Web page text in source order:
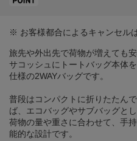
※ お客様都合によるキャンセル
旅先や外出先で荷物が増えても安
サコッシュにトートバッグ本体
仕様の2WAYバッグです。
普段はコンパクトに折りたたん
ば、エコバッグやサブバッグとし
荷物の量や重さに合わせて、手
能的な設計です。